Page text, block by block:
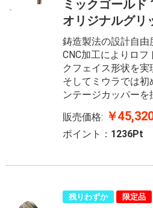
ミックゴールド
オリジナルグリ
鋳造製法の設計自由
CNC加工によりロ
クフェイス形状を実
そしてミウラでは初
ンテージカッパーを
販売価格: ￥
ポイント： 1236Pt
残りわずか 限定品